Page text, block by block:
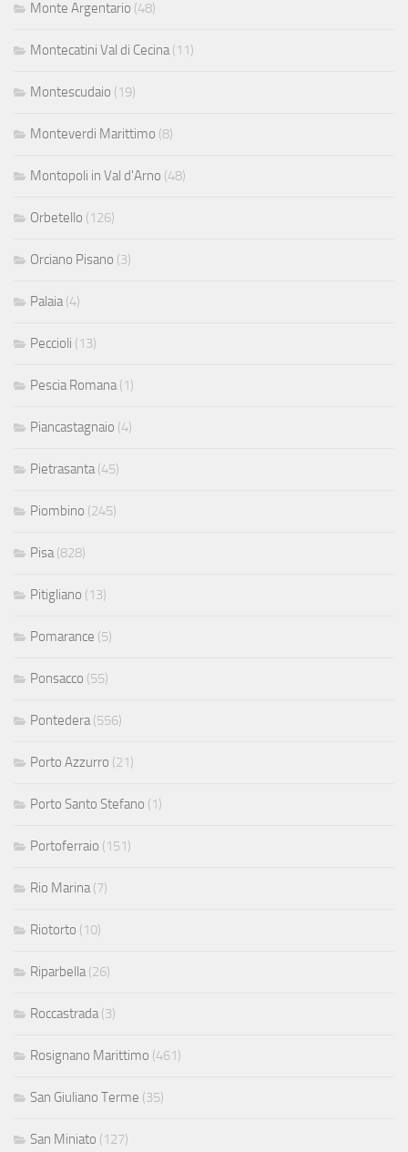
Monte Argentario (48)
Montecatini Val di Cecina (11)
Montescudaio (19)
Monteverdi Marittimo (8)
Montopoli in Val d'Arno (48)
Orbetello (126)
Orciano Pisano (3)
Palaia (4)
Peccioli (13)
Pescia Romana (1)
Piancastagnaio (4)
Pietrasanta (45)
Piombino (245)
Pisa (828)
Pitigliano (13)
Pomarance (5)
Ponsacco (55)
Pontedera (556)
Porto Azzurro (21)
Porto Santo Stefano (1)
Portoferraio (151)
Rio Marina (7)
Riotorto (10)
Riparbella (26)
Roccastrada (3)
Rosignano Marittimo (461)
San Giuliano Terme (35)
San Miniato (127)